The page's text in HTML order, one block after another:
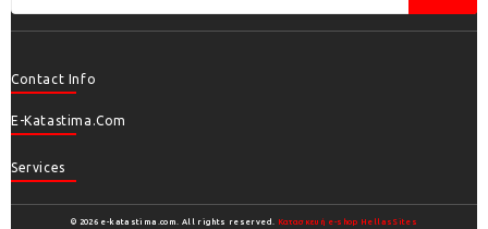
Contact Info
E-Katastima.com
Services
© 2026 e-katastima.com. All rights reserved. Κατασκευή e-shop HellasSites